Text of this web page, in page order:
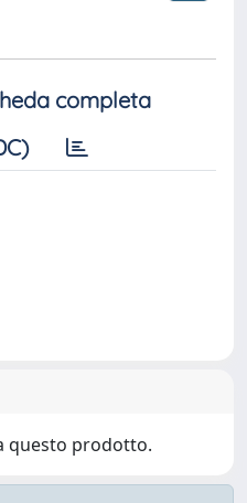
completa
questo prodotto.